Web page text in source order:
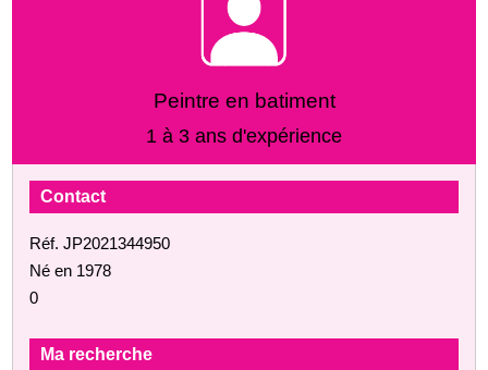
Peintre en batiment
1 à 3 ans d'expérience
Contact
Réf. JP2021344950
Né en 1978
0
Ma recherche